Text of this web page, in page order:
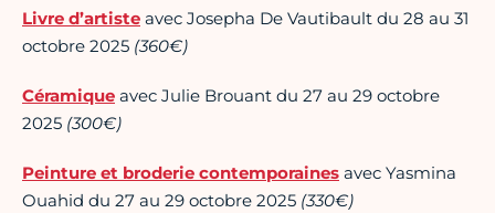
Livre d’artiste avec Josepha De Vautibault du 28 au 31
octobre 2025 (360€)
Céramique avec Julie Brouant du 27 au 29 octobre
2025 (300€)
Peinture et broderie contemporaines avec Yasmina
Ouahid du 27 au 29 octobre 2025 (330€)